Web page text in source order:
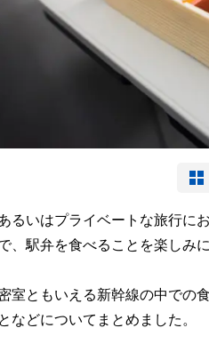
るいはプライベートな旅行に
、駅弁を食べることを楽しみ
室ともいえる新幹線の中での
などについてまとめました。